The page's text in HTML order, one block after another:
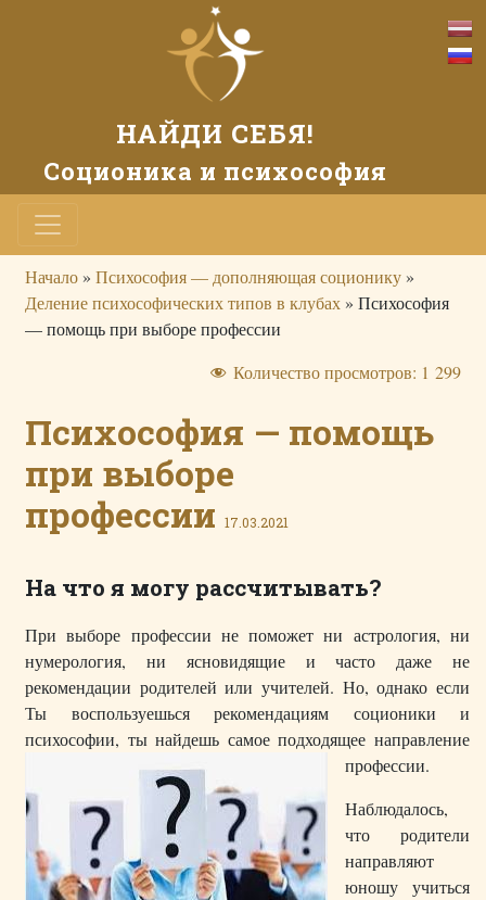
НАЙДИ СЕБЯ!
Соционика и психософия
Начало» Психософия — дополняющая соционику»
Деление психософических типов в клубах» Психософия
— помощь при выборе профессии
Количество просмотров: 1 299
Психософия — помощь
при выборе
профессии 17.03.2021
На что я могу рассчитывать?
При выборе профессии не поможет ни астрология, ни
нумерология, ни ясновидящие и часто даже не
рекомендации родителей или учителей. Но, однако если
Ты воспользуешься рекомендациям соционики и
психософии, ты найдешь самое подходящее направление
профессии.
Наблюдалось,
что родители
направляют
юношу учиться